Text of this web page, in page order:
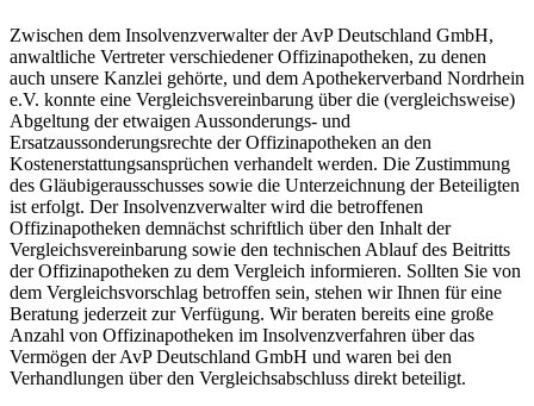
Zwischen dem Insolvenzverwalter der AvP Deutschland GmbH,
anwaltliche Vertreter verschiedener Offizinapotheken, zu denen
auch unsere Kanzlei gehörte, und dem Apothekerverband Nordrhein
e.V. konnte eine Vergleichsvereinbarung über die (vergleichsweise)
Abgeltung der etwaigen Aussonderungs- und
Ersatzaussonderungsrechte der Offizinapotheken an den
Kostenerstattungsansprüchen verhandelt werden. Die Zustimmung
des Gläubigerausschusses sowie die Unterzeichnung der Beteiligten
ist erfolgt. Der Insolvenzverwalter wird die betroffenen
Offizinapotheken demnächst schriftlich über den Inhalt der
Vergleichsvereinbarung sowie den technischen Ablauf des Beitritts
der Offizinapotheken zu dem Vergleich informieren. Sollten Sie von
dem Vergleichsvorschlag betroffen sein, stehen wir Ihnen für eine
Beratung jederzeit zur Verfügung. Wir beraten bereits eine große
Anzahl von Offizinapotheken im Insolvenzverfahren über das
Vermögen der AvP Deutschland GmbH und waren bei den
Verhandlungen über den Vergleichsabschluss direkt beteiligt.